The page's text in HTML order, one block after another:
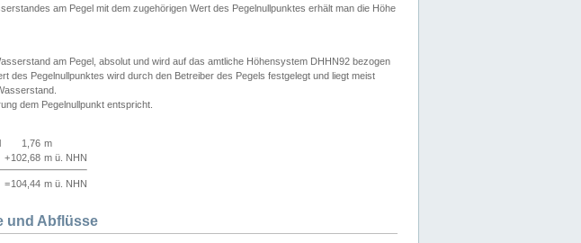
am Pegel mit dem zugehörigen Wert des Pegelnullpunktes erhält man die Höhe
am Pegel, absolut und wird auf das amtliche Höhensystem DHHN92 bezogen
des Pegelnullpunktes wird durch den Betreiber des Pegels festgelegt und liegt meist
dem Pegelnullpunkt entspricht.
1,76 m
+102,68 m ü. NHN
=104,44 m ü. NHN
und Abflüsse